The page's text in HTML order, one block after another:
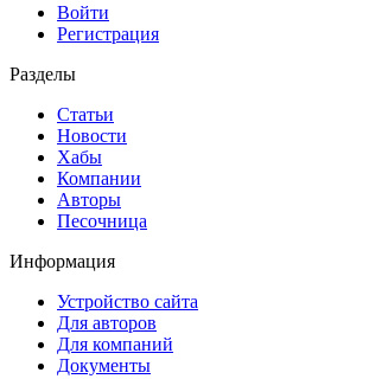
Войти
Регистрация
Разделы
Статьи
Новости
Хабы
Компании
Авторы
Песочница
Информация
Устройство сайта
Для авторов
Для компаний
Документы